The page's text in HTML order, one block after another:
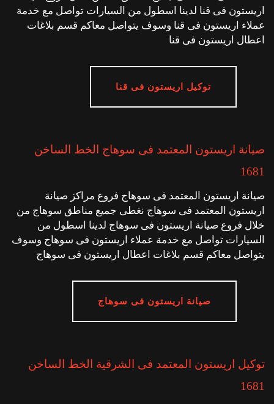
اريستون فى قنا لدينا اسطول من السيارات تواصل مع خدمة
عملاء اريستون فى قنا وسوف يتواصل معاكم قسم بلاغات
اعطال اريستون فى قنا
توكيل اريستون فى قنا
صيانة اريستون المعتمد فى سوهاج الخط الساخن
1681
صيانة اريستون المعتمد فى سوهاج فروع مراكز صيانة
اريستون المعتمد فى سوهاج نغطى جميع مناطق سوهاج من
خلال فروع صيانة اريستون فى سوهاج لدينا اسطول من
السيارات تواصل مع خدمة عملاء اريستون فى سوهاج وسوف
يتواصل معاكم قسم بلاغات اعطال اريستون فى سوهاج
صيانة اريستون فى سوهاج
توكيل اريستون المعتمد فى الشرقية الخط الساخن
1681